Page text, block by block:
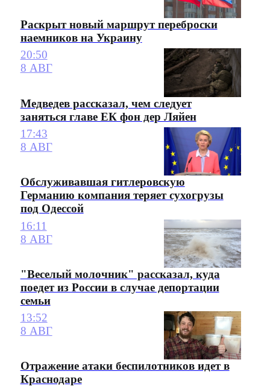
Раскрыт новый маршрут переброски
наемников на Украину
20:50
8 АВГ
Медведев рассказал, чем следует
заняться главе ЕК фон дер Ляйен
17:43
8 АВГ
Обслуживавшая гитлеровскую
Германию компания теряет сухогрузы
под Одессой
16:11
8 АВГ
"Веселый молочник" рассказал, куда
поедет из России в случае депортации
семьи
13:52
8 АВГ
Отражение атаки беспилотников идет в
Краснодаре